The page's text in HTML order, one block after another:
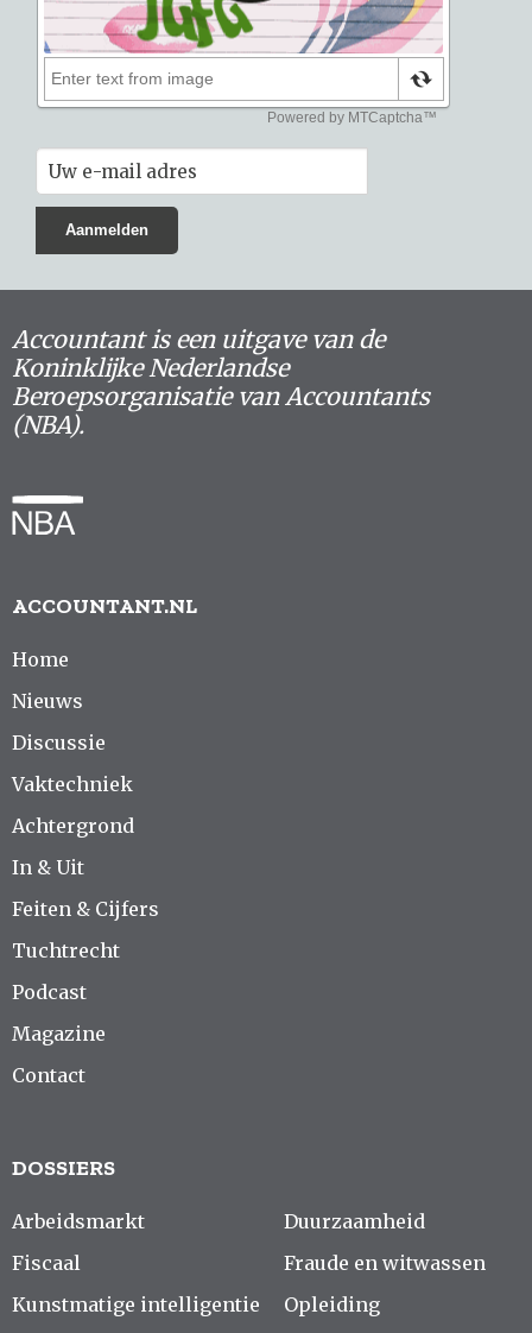
Accountant is een uitgave van de
Koninklijke Nederlandse
Beroepsorganisatie van Accountants
(NBA).
ACCOUNTANT.NL
Home
Nieuws
Discussie
Vaktechniek
Achtergrond
In & Uit
Feiten & Cijfers
Tuchtrecht
Podcast
Magazine
Contact
DOSSIERS
Arbeidsmarkt
Fiscaal
Kunstmatige intelligentie
Duurzaamheid
Fraude en witwassen
Opleiding